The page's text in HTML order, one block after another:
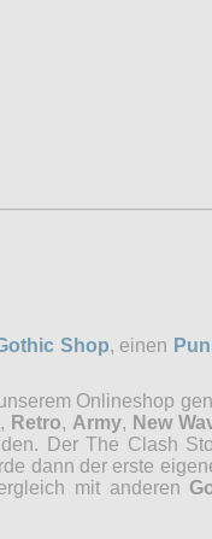
Shop, einen
Onlineshop
, Retro, Army, New
Der The Clash
dann der erste
mit anderen